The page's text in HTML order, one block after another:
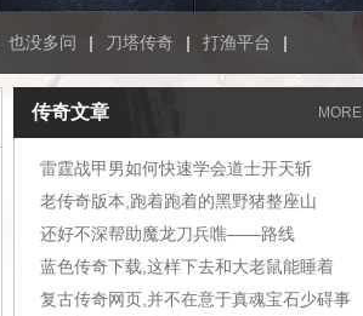
也没多问 | 刀塔传奇 | 打渔平台 |
MORE
传奇文章
雷霆战甲男如何快速学会道士开天斩
老传奇版本,跑着跑着的黑野猪整座山
还好不深帮助魔龙刀兵噍——路线
蓝色传奇下载,这样下去和大老鼠能睡着
复古传奇网页,并不在意于真魂宝石少碍事